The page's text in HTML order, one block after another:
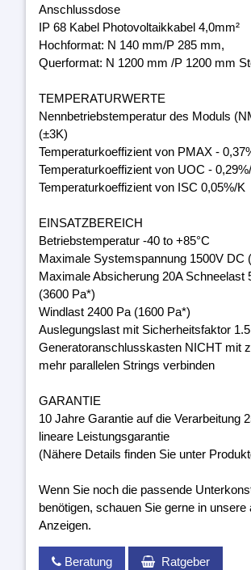
Anschlussdose
IP 68 Kabel Photovoltaikkabel 4,0mm²
Hochformat: N 140 mm/P 285 mm,
Querformat: N 1200 mm /P 1200 mm
TEMPERATURWERTE
Nennbetriebstemperatur des Moduls
(±3K)
Temperaturkoeffizient von PMAX -
Temperaturkoeffizient von UOC -
Temperaturkoeffizient von ISC 0,05%/K
EINSATZBEREICH
Betriebstemperatur -40 to +85°C
Maximale Systemspannung 1500V DC
Maximale Absicherung 20A Schneelast
(3600 Pa*)
Windlast 2400 Pa (1600 Pa*)
Auslegungslast mit Sicherheitsfaktor
Generatoranschlusskasten NICHT mit
mehr parallelen Strings verbinden
GARANTIE
10 Jahre Garantie auf die Verarbeitung
lineare Leistungsgarantie
(Nähere Details finden Sie unter
Wenn Sie noch die passende
benötigen, schauen Sie gerne in unsere
Anzeigen.
Beratung Ratgeber